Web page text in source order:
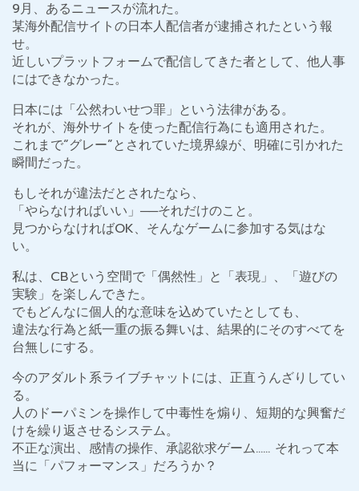
9月、あるニュースが流れた。
某海外配信サイトの日本人配信者が逮捕されたという報
せ。
近しいプラットフォームで配信してきた者として、他人事
にはできなかった。
日本には「公然わいせつ罪」という法律がある。
それが、海外サイトを使った配信行為にも適用された。
これまで“グレー”とされていた境界線が、明確に引かれた
瞬間だった。
もしそれが違法だとされたなら、
「やらなければいい」──それだけのこと。
見つからなければOK、そんなゲームに参加する気はな
い。
私は、CBという空間で「偶然性」と「表現」、「遊びの
実験」を楽しんできた。
でもどんなに個人的な意味を込めていたとしても、
違法な行為と紙一重の振る舞いは、結果的にそのすべてを
台無しにする。
今のアダルト系ライブチャットには、正直うんざりしてい
る。
人のドーパミンを操作して中毒性を煽り、短期的な興奮だ
けを繰り返させるシステム。
不正な演出、感情の操作、承認欲求ゲーム…… それって本
当に「パフォーマンス」だろうか？